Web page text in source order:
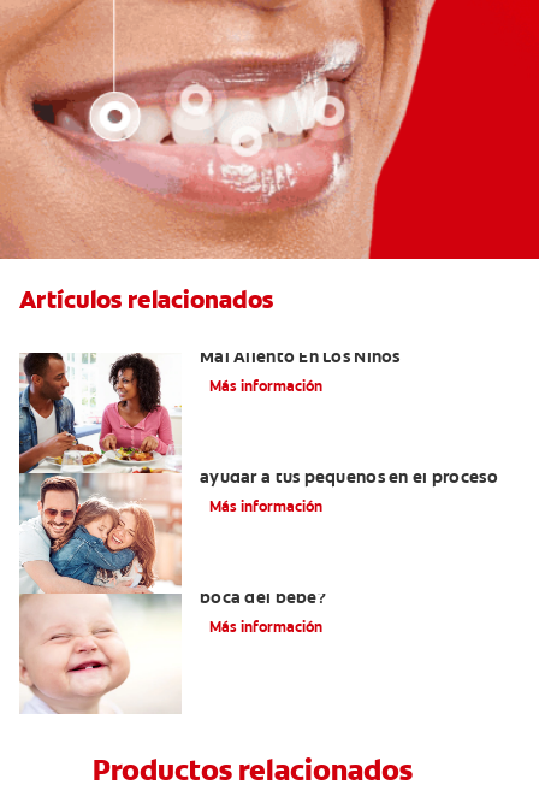
Artículos relacionados
Mal Aliento En Los Niños
Más información
ayudar a tus pequeños en el proceso
Más información
boca del bebé?
Más información
Productos relacionados